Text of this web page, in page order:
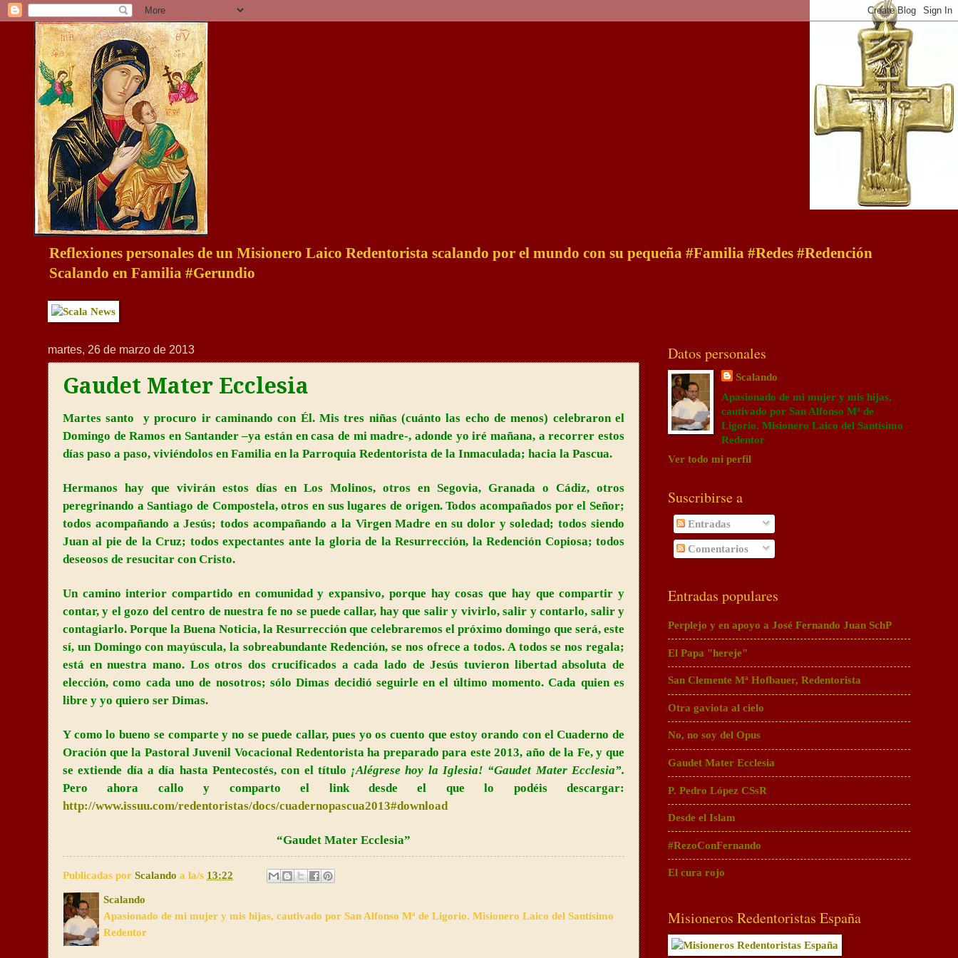
Reflexiones personales de un Misionero Laico Redentorista scalando por el mundo con su pequeña #Familia #Redes #Redención
Scalando en Familia #Gerundio
martes, 26 de marzo de 2013
Gaudet Mater Ecclesia
Martes santo
y procuro ir caminando con Él. Mis tres niñas (cuánto las echo de menos) celebraron el
Domingo de Ramos en Santander –ya están en casa de mi madre-, adonde yo iré mañana, a recorrer estos
días paso a paso, viviéndolos en Familia enla Parroquia Redentorista de la Inmaculada; hacia la Pascua.
Hermanos hay que vivirán estos días en Los Molinos, otros en Segovia, Granada o Cádiz, otros
peregrinando a Santiago de Compostela, otros en sus lugares de origen. Todos acompañados por el Señor;
todos acompañando a Jesús; todos acompañando a la Virgen Madre en su dolor y soledad; todos siendo
Juan al pie de la Cruz; todos expectantes ante la gloria de la Resurrección, la RedenciónCopiosa; todos
deseosos de resucitar con Cristo.
Un camino interior compartido en comunidad y expansivo, porque hay cosas que hay que compartir y
contar, y el gozo del centro de nuestra fe no se puede callar, hay que salir y vivirlo, salir y contarlo, salir y
contagiarlo. Porque la Buena Noticia, la Resurrecciónque celebraremos el próximo domingo que será, este
sí, un Domingo con mayúscula, la sobreabundante Redención, se nos ofrece a todos. A todos se nos regala;
está en nuestra mano. Los otros dos crucificados a cada lado de Jesús tuvieron libertad absoluta de
elección, como cada uno de nosotros; sólo Dimas decidió seguirle en el último momento. Cada quien es
libre y yo quiero ser Dimas.
Y como lo bueno se comparte y no se puede callar, pues yo os cuento que estoy orando con el Cuaderno de
Oración quela PastoralJuvenil Vocacional Redentorista ha preparado para este 2013, año dela Fe, y que
se extiende día a día hasta Pentecostés, con el título ¡Alégrese hoy la Iglesia! “Gaudet Mater Ecclesia”.
Pero ahora callo y comparto el link desde el que lo podéis descargar:
http://www.issuu.com/redentoristas/docs/cuadernopascua2013#download
“Gaudet Mater Ecclesia”
Publicadas por Scalando a la/s 13:22
Scalando
Apasionado de mi mujer y mis hijas, cautivado por San Alfonso Mª de Ligorio. Misionero Laico del Santísimo
Redentor
Datos personales
Scalando
Apasionado de mi mujer y mis hijas,
cautivado por San Alfonso Mª de
Ligorio. Misionero Laico del Santísimo
Redentor
Ver todo mi perfil
Suscribirse a
Entradas
Comentarios
Entradas populares
Perplejo y en apoyo a José Fernando Juan SchP
El Papa "hereje"
San Clemente Mª Hofbauer, Redentorista
Otra gaviota al cielo
No, no soy del Opus
Gaudet Mater Ecclesia
P. Pedro López CSsR
Desde el Islam
#RezoConFernando
El cura rojo
Misioneros Redentoristas España